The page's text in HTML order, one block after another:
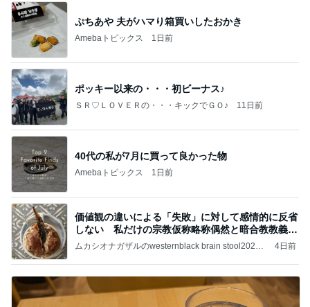
ぷちあや 夫がハマり箱買いしたおかき
Amebaトピックス 1日前
ポッキー以来の・・・初ビーナス♪
ＳＲ♡ＬＯＶＥＲの・・・キックでＧＯ♪ 11日前
40代の私が7月に買って良かった物
Amebaトピックス 1日前
価値観の違いによる「失敗」に対して感情的に反省
しない 私だけの宗教仮称略称偶然と暗合教教義候
補
ムカシオナガザルのwesternblack brain stool2024
ガザル
4日前